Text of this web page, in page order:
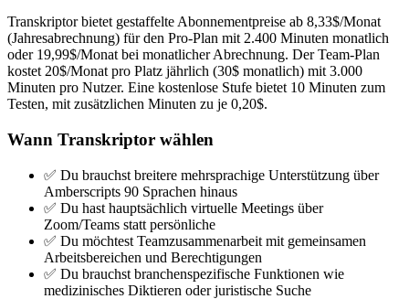
Transkriptor bietet gestaffelte Abonnementpreise ab 8,33$/Monat
(Jahresabrechnung) für den Pro-Plan mit 2.400 Minuten monatlich
oder 19,99$/Monat bei monatlicher Abrechnung. Der Team-Plan
kostet 20$/Monat pro Platz jährlich (30$ monatlich) mit 3.000
Minuten pro Nutzer. Eine kostenlose Stufe bietet 10 Minuten zum
Testen, mit zusätzlichen Minuten zu je 0,20$.
Wann Transkriptor wählen
✅ Du brauchst breitere mehrsprachige Unterstützung über
Amberscripts 90 Sprachen hinaus
✅ Du hast hauptsächlich virtuelle Meetings über
Zoom/Teams statt persönliche
✅ Du möchtest Teamzusammenarbeit mit gemeinsamen
Arbeitsbereichen und Berechtigungen
✅ Du brauchst branchenspezifische Funktionen wie
medizinisches Diktieren oder juristische Suche